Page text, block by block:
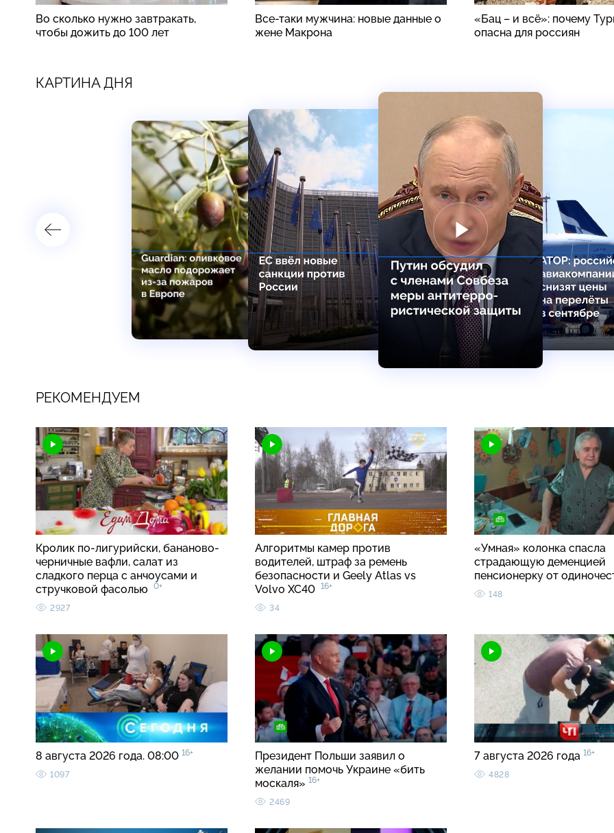
Во сколько нужно завтракать,
чтобы дожить до 100 лет
Все-таки мужчина: новые данные о
жене Макрона
«Бац – и всё»: почему
опасна для россиян
КАРТИНА ДНЯ
РЕКОМЕНДУЕМ
Кролик по-лигурийски, бананово-
черничные вафли, салат из
сладкого перца с анчоусами и
стручковой фасолью
0+
2927
Алгоритмы камер против
водителей, штраф за ремень
безопасности и Geely Atlas vs
Volvo XC40 16+
34
«Умная» колонка спасла
страдающую деменцией
пенсионерку от
148
8 августа 2026 года. 08:00 16+
1097
Президент Польши заявил о
желании помочь Украине «бить
москаля» 16+
2469
7 августа 2026 года 16+
4828